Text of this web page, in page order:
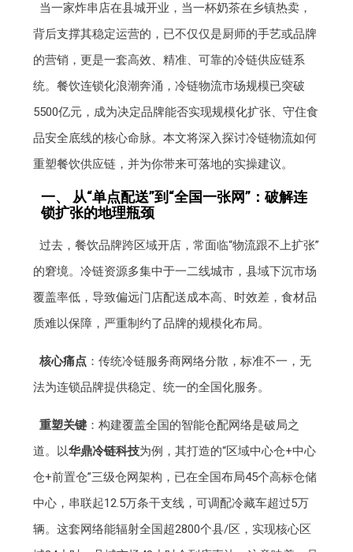
当一家炸串店在县城开业，当一杯奶茶在乡镇热卖，
背后支撑其稳定运营的，已不仅仅是厨师的手艺或品牌
的营销，更是一套高效、精准、可靠的冷链供应链系
统。餐饮连锁化浪潮奔涌，冷链物流市场规模已突破
5500亿元，成为决定品牌能否实现规模化扩张、守住食
品安全底线的核心命脉。本文将深入探讨冷链物流如何
重塑餐饮供应链，并为你带来可落地的实操建议。
一、 从“单点配送”到“全国一张网”：破解连
锁扩张的地理瓶颈
过去，餐饮品牌跨区域开店，常面临“物流跟不上扩张”
的窘境。冷链资源多集中于一二线城市，县域下沉市场
覆盖率低，导致偏远门店配送成本高、时效差，食材品
质难以保障，严重制约了品牌的规模化布局。
核心痛点：传统冷链服务商网络分散，标准不一，无
法为连锁品牌提供稳定、统一的全国化服务。
重塑关键：构建覆盖全国的智能仓配网络是破局之
道。以华鼎冷链科技为例，其打造的“区域中心仓+中心
仓+前置仓”三级仓网架构，已在全国布局45个高标仓储
中心，串联起12.5万条干支线，可调配冷藏车超过5万
辆。这套网络能辐射全国超2800个县/区，实现核心区